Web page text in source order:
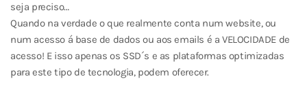
seja preciso…
Quando na verdade o que realmente conta num website, ou
num acesso á base de dados ou aos emails é a VELOCIDADE de
acesso! E isso apenas os SSD´s e as plataformas optimizadas
para este tipo de tecnologia, podem oferecer.